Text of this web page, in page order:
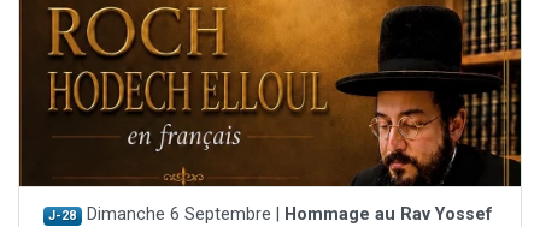
J-28 Dimanche 6 Septembre |
Hommage au Rav Yossef